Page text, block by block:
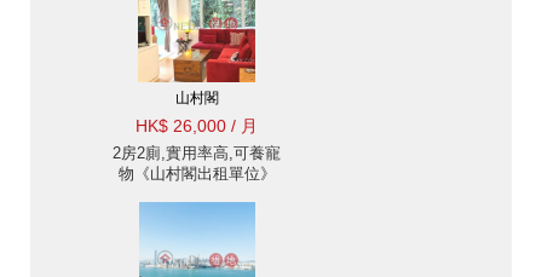
山村閣
HK$ 26,000 / 月
2房2廁,實用率高,可養寵
物《山村閣出租單位》